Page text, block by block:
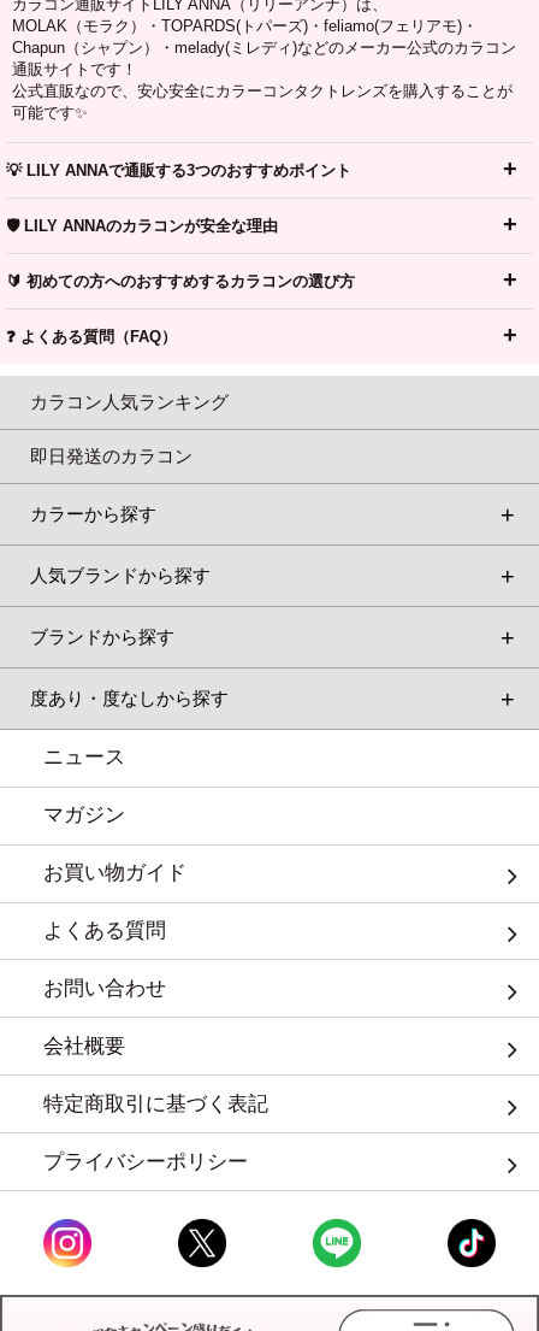
カラコン通販サイトLILY ANNA（リリーアンナ）は、
MOLAK（モラク）・TOPARDS(トパーズ)・feliamo(フェリアモ)・
Chapun（シャプン）・melady(ミレディ)などのメーカー公式のカラコン
通販サイトです！
公式直販なので、安心安全にカラーコンタクトレンズを購入することが
可能です✨
💡 LILY ANNAで通販する3つのおすすめポイント
🛡️ LILY ANNAのカラコンが安全な理由
🔰 初めての方へのおすすめするカラコンの選び方
❓ よくある質問（FAQ）
カラコン人気ランキング
即日発送のカラコン
カラーから探す
人気ブランドから探す
ブランドから探す
度あり・度なしから探す
ニュース
マガジン
お買い物ガイド
よくある質問
お問い合わせ
会社概要
特定商取引に基づく表記
プライバシーポリシー